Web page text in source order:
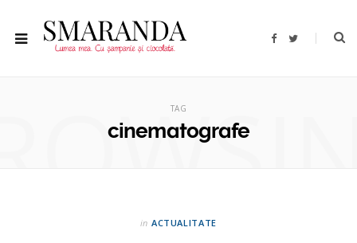
F
T
TAG
cinematografe
in ACTUALITATE